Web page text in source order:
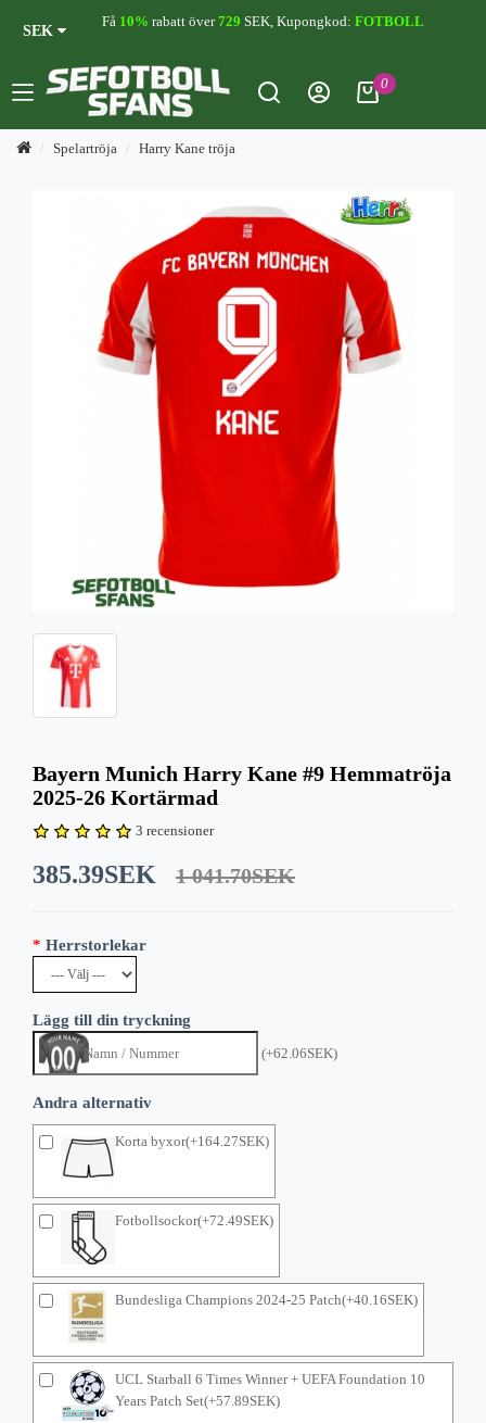
SEK
Få 10% rabatt över729 SEK, Kupongkod: FOTBOLL
0
Spelartröja Harry Kane tröja
Bayern Munich Harry Kane #9 Hemmatröja
2025-26 Kortärmad
3 recensioner
385.39SEK 1 041.70SEK
Herrstorlekar
Lägg till din tryckning
(+62.06SEK)
Andra alternativ
Korta byxor(+164.27SEK)
Fotbollsockor(+72.49SEK)
Bundesliga Champions 2024-25 Patch(+40.16SEK)
UCL Starball 6 Times Winner + UEFA Foundation 10
Years Patch Set(+57.89SEK)